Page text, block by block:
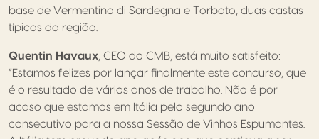
base de Vermentino di Sardegna e Torbato, duas castas
típicas da região.
Quentin Havaux , CEO do CMB, está muito satisfeito:
“Estamos felizes por lançar finalmente este concurso, que
é o resultado de vários anos de trabalho. Não é por
acaso que estamos em Itália pelo segundo ano
consecutivo para a nossa Sessão de Vinhos Espumantes.